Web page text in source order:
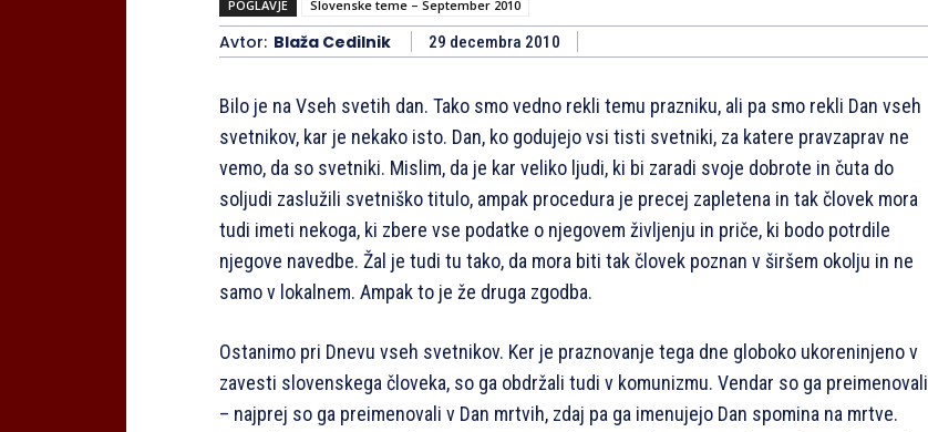
POGLAVJE Slovenske teme – September 2010
Avtor: Blaža Cedilnik 29 decembra 2010
Bilo je na Vseh svetih dan. Tako smo vedno rekli temu prazniku, ali pa smo rekli Dan vseh
svetnikov, kar je nekako isto. Dan, ko godujejo vsi tisti svetniki, za katere pravzaprav ne
vemo, da so svetniki. Mislim, da je kar veliko ljudi, ki bi zaradi svoje dobrote in čuta do
soljudi zaslužili svetniško titulo, ampak procedura je precej zapletena in tak človek mora
tudi imeti nekoga, ki zbere vse podatke o njegovem življenju in priče, ki bodo potrdile
njegove navedbe. Žal je tudi tu tako, da mora biti tak človek poznan v širšem okolju in ne
samo v lokalnem. Ampak to je že druga zgodba.
Ostanimo pri Dnevu vseh svetnikov. Ker je praznovanje tega dne globoko ukoreninjeno v
zavesti slovenskega človeka, so ga obdržali tudi v komunizmu. Vendar so ga preimenovali
– najprej so ga preimenovali v Dan mrtvih, zdaj pa ga imenujejo Dan spomina na mrtve.